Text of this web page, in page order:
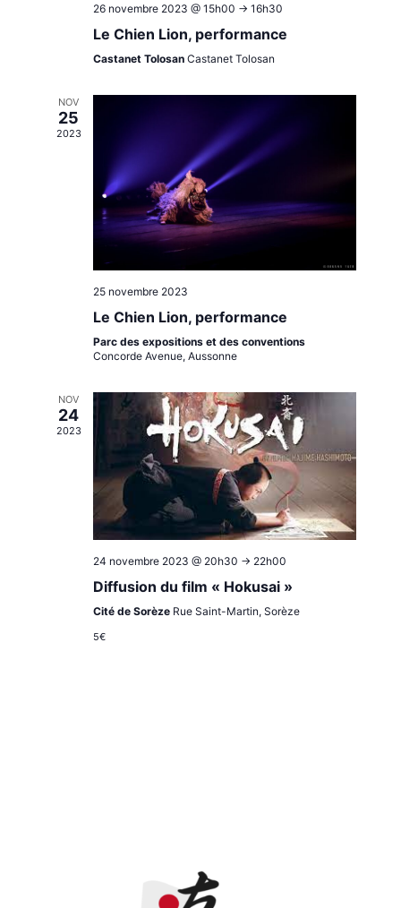
26 novembre 2023 @ 15h00 -> 16h30
Le Chien Lion, performance
Castanet Tolosan Castanet Tolosan
NOV
25
2023
25 novembre 2023
Le Chien Lion, performance
Parc des expositions et des conventions
Concorde Avenue, Aussonne
NOV
24
2023
24 novembre 2023 @ 20h30 -> 22h00
Diffusion du film « Hokusai »
Cité de Sorèze Rue Saint-Martin, Sorèze
5€